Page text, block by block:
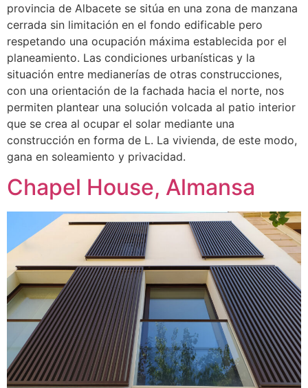
provincia de Albacete se sitúa en una zona de manzana
cerrada sin limitación en el fondo edificable pero
respetando una ocupación máxima establecida por el
planeamiento. Las condiciones urbanísticas y la
situación entre medianerías de otras construcciones,
con una orientación de la fachada hacia el norte, nos
permiten plantear una solución volcada al patio interior
que se crea al ocupar el solar mediante una
construcción en forma de L. La vivienda, de este modo,
gana en soleamiento y privacidad.
Chapel House, Almansa